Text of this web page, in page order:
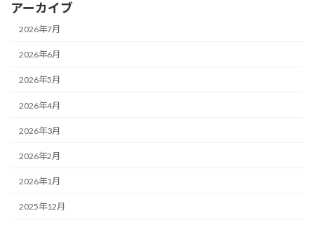
アーカイブ
2026年7月
2026年6月
2026年5月
2026年4月
2026年3月
2026年2月
2026年1月
2025年12月